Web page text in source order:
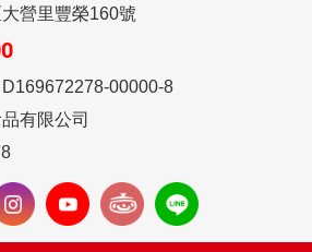
營里豐榮160號
00000-8
有限公司